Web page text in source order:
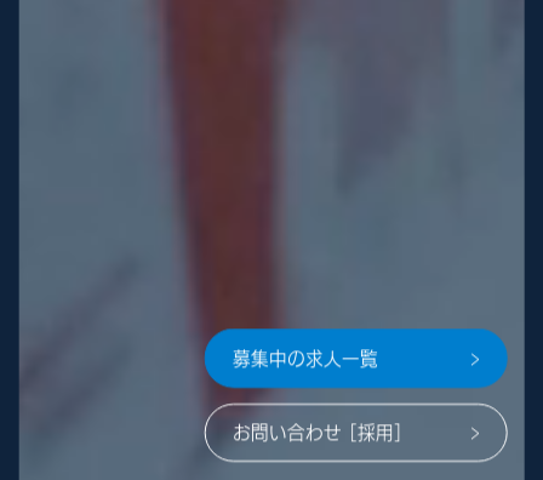
募集中の求人一覧
お問い合わせ ［採用］